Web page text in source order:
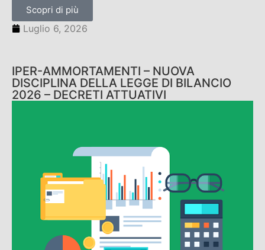
Scopri di più
Luglio 6, 2026
IPER-AMMORTAMENTI – NUOVA
DISCIPLINA DELLA LEGGE DI BILANCIO
2026 – DECRETI ATTUATIVI